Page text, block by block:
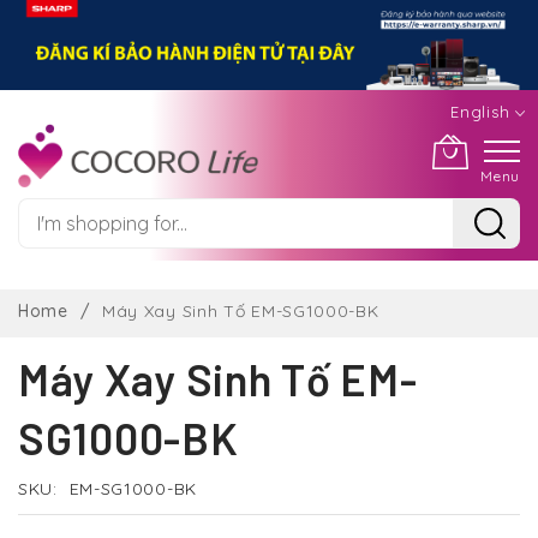
English
Menu
Content
Home Máy Xay Sinh Tố EM-SG1000-BK
Máy Xay Sinh Tố EM-
SG1000-BK
SKU EM-SG1000-BK